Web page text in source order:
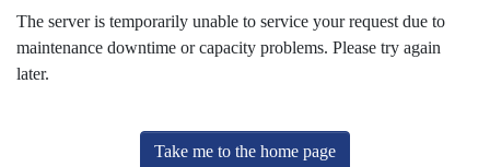
The server is temporarily unable to service your request due to
maintenance downtime or capacity problems. Please try again
later.
Take me to the home page